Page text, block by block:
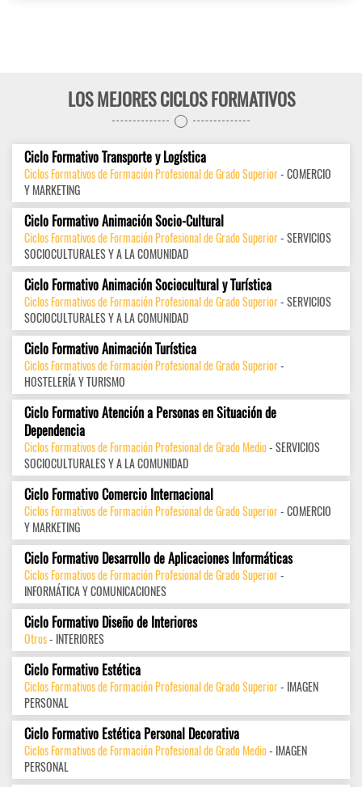
LOS MEJORES CICLOS FORMATIVOS
Ciclo Formativo Transporte y Logística
Ciclos Formativos de Formación Profesional de Grado Superior- COMERCIO
Y MARKETING
Ciclo Formativo Animación Socio-Cultural
Ciclos Formativos de Formación Profesional de Grado Superior- SERVICIOS
SOCIOCULTURALES Y A LA COMUNIDAD
Ciclo Formativo Animación Sociocultural y Turística
Ciclos Formativos de Formación Profesional de Grado Superior- SERVICIOS
SOCIOCULTURALES Y A LA COMUNIDAD
Ciclo Formativo Animación Turística
Ciclos Formativos de Formación Profesional de Grado Superior-
HOSTELERÍA Y TURISMO
Ciclo Formativo Atención a Personas en Situación de
Dependencia
Ciclos Formativos de Formación Profesional de Grado Medio- SERVICIOS
SOCIOCULTURALES Y A LA COMUNIDAD
Ciclo Formativo Comercio Internacional
Ciclos Formativos de Formación Profesional de Grado Superior- COMERCIO
Y MARKETING
Ciclo Formativo Desarrollo de Aplicaciones Informáticas
Ciclos Formativos de Formación Profesional de Grado Superior-
INFORMÁTICA Y COMUNICACIONES
Ciclo Formativo Diseño de Interiores
Otros- INTERIORES
Ciclo Formativo Estética
Ciclos Formativos de Formación Profesional de Grado Superior- IMAGEN
PERSONAL
Ciclo Formativo Estética Personal Decorativa
Ciclos Formativos de Formación Profesional de Grado Medio- IMAGEN
PERSONAL